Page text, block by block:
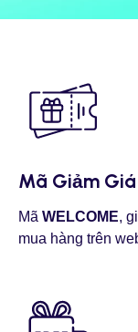
Mã Giảm Giá
Mã WELCOME,
mua hàng trên